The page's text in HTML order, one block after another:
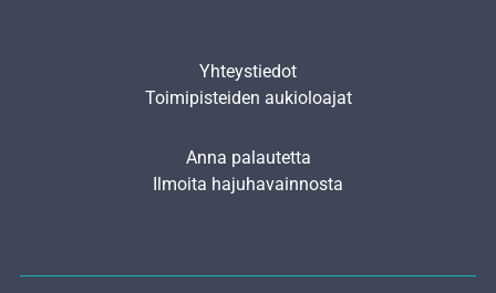
Yhteystiedot
Toimipisteiden aukioloajat
Anna palautetta
Ilmoita hajuhavainnosta